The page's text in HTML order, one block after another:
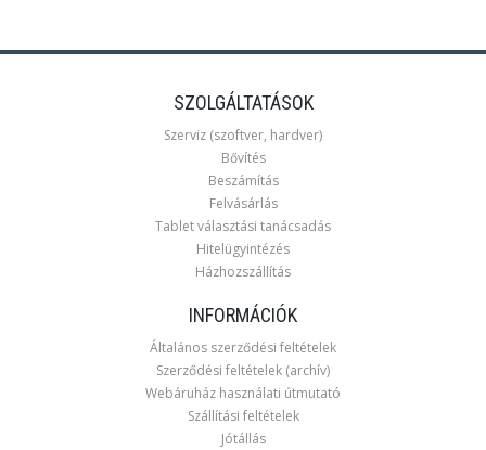
SZOLGÁLTATÁSOK
Szerviz (szoftver, hardver)
Bővítés
Beszámítás
Felvásárlás
Tablet választási tanácsadás
Hitelügyintézés
Házhozszállítás
INFORMÁCIÓK
Általános szerződési feltételek
Szerződési feltételek (archív)
Webáruház használati útmutató
Szállítási feltételek
Jótállás